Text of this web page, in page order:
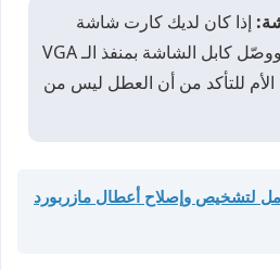
إذا كان لديك كارت شاشة
خارجي، قم بفكه ووصّل كابل الشاشة بمنفذ الـ VGA
الأم للتأكد من أن العطل ليس من
لتشخيص وإصلاح أعطال مازربورد